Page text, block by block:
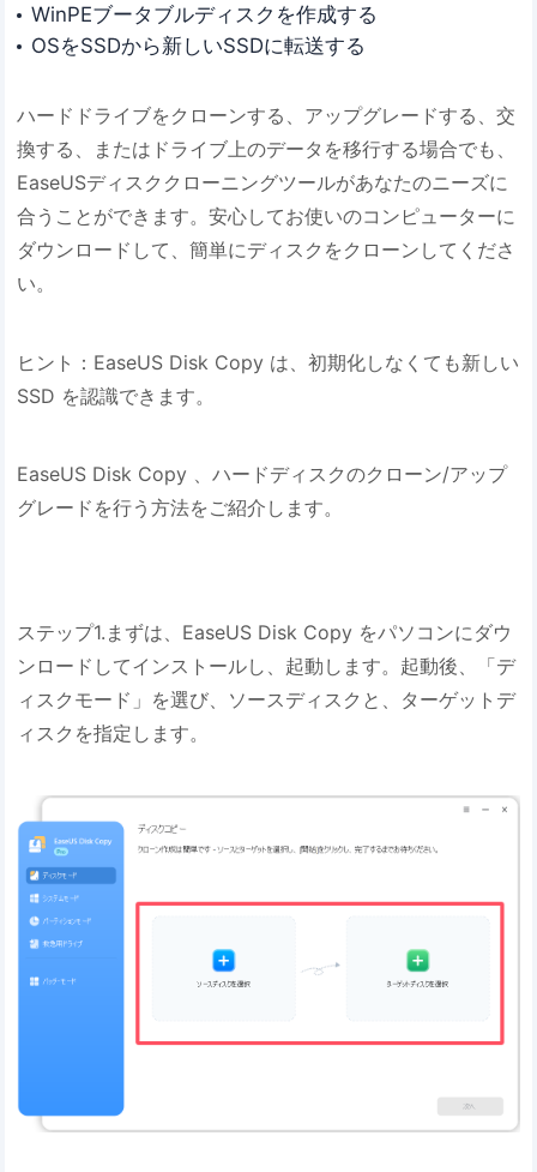
WinPEブータブルディスクを作成する
OSをSSDから新しいSSDに転送する
ハードドライブをクローンする、アップグレードする、交
換する、またはドライブ上のデータを移行する場合でも、
EaseUSディスククローニングツールがあなたのニーズに
合うことができます。安心してお使いのコンピューターに
ダウンロードして、簡単にディスクをクローンしてくださ
い。
ヒント：EaseUS Disk Copy は、初期化しなくても新しい
SSD を認識できます。
EaseUS Disk Copy 、ハードディスクのクローン/アップ
グレードを行う方法をご紹介します。
ステップ1.まずは、EaseUS Disk Copy をパソコンにダウ
ンロードしてインストールし、起動します。起動後、「デ
ィスクモード」を選び、ソースディスクと、ターゲットデ
ィスクを指定します。